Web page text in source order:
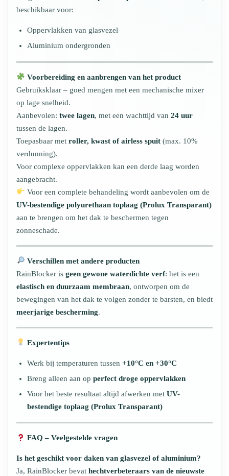
beschikbaar voor:
Oppervlakken van glasvezel
Aluminium ondergronden
Voorbereiding en aanbrengen van het product
Gebruiksklaar – goed mengen met een mechanische mixer
op lage snelheid.
Aanbevolen: twee lagen, met een wachttijd van 24 uur
tussen de lagen.
Toepasbaar met roller, kwast of airless spuit (max. 10%
verdunning).
Voor complexe oppervlakken kan een derde laag worden
aangebracht.
Voor een complete behandeling wordt aanbevolen om de
UV-bestendige polyurethaan toplaag (Prolux Transparant)
aan te brengen om het dak te beschermen tegen
zonneschade.
Verschillen met andere producten
RainBlocker is geen gewone waterdichte verf: het is een
elastisch en duurzaam membraan, ontworpen om de
bewegingen van het dak te volgen zonder te barsten, en biedt
meerjarige bescherming.
Expertentips
Werk bij temperaturen tussen +10°C en +30°C
Breng alleen aan op perfect droge oppervlakken
Voor het beste resultaat altijd afwerken met UV-
bestendige toplaag (Prolux Transparant)
FAQ – Veelgestelde vragen
Is het geschikt voor daken van glasvezel of aluminium?
Ja, RainBlocker bevat hechtverbeteraars van de nieuwste